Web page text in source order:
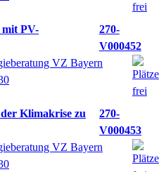
mit PV-
270-
V000452
VZ Bayern
Klimakrise zu
270-
V000453
VZ Bayern